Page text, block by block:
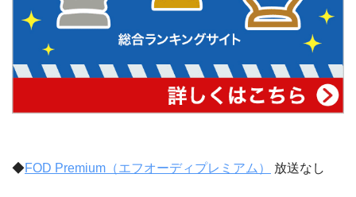
◆FOD Premium（エフオーディプレミアム） 放送なし